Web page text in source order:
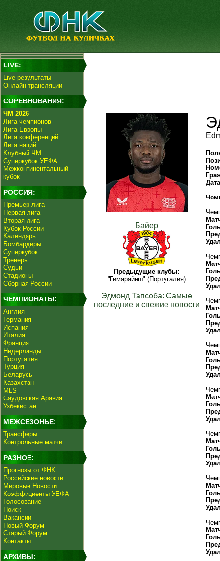
LIVE:
Live-результаты
Онлайн трансляции
СОРЕВНОВАНИЯ:
ЧМ 2026
Лига чемпионов
Лига Европы
Лига конференций
Лига наций
Клубный ЧМ
Суперкубок УЕФА
Межконтинентальный
кубок
РОССИЯ:
Премьер-лига
Первая лига
Вторая лига
Кубок России
Календарь
Бомбардиры
Суперкубок
Тренеры
Судьи
Стадионы
Сборная России
ЧЕМПИОНАТЫ:
Англия
Германия
Испания
Италия
Франция
Нидерланды
Португалия
Турция
Беларусь
Казахстан
MLS
Саудовская Аравия
Узбекистан
МЕЖСЕЗОНЬЕ:
Трансферы
Контрольные матчи
РАЗНОЕ:
Прогнозы от ФНК
Российские новости
Мировые Новости
Коэффициенты УЕФА
Голосование
Поиск
Вакансии
Новый Форум
Старый Форум
Контакты
АРХИВЫ:
Байер
Предыдущие клубы:
"Гимарайнш" (Португалия)
Эдмонд Тапсоба: Самые
последние и свежие новости